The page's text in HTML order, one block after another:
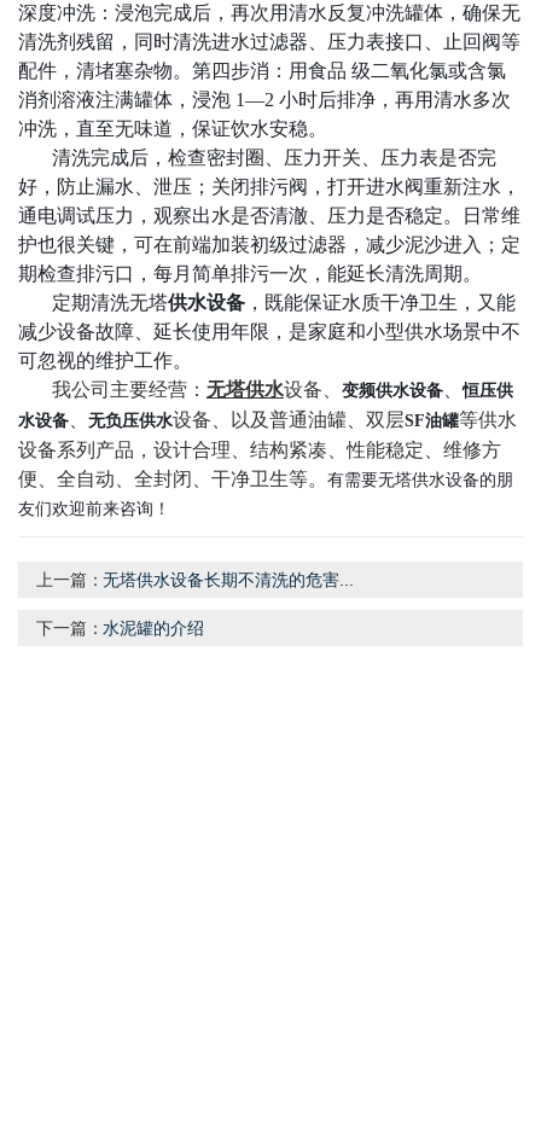
深度冲洗：浸泡完成后，再次用清水反复冲洗罐体，确保无
清洗剂残留，同时清洗进水过滤器、压力表接口、止回阀等
配件，清堵塞杂物。第四步消：用食品 级二氧化氯或含氯
消剂溶液注满罐体，浸泡 1—2 小时后排净，再用清水多次
冲洗，直至无味道，保证饮水安稳。
清洗完成后，检查密封圈、压力开关、压力表是否完
好，防止漏水、泄压；关闭排污阀，打开进水阀重新注水，
通电调试压力，观察出水是否清澈、压力是否稳定。日常维
护也很关键，可在前端加装初级过滤器，减少泥沙进入；定
期检查排污口，每月简单排污一次，能延长清洗周期。
定期清洗无塔供水设备 ，既能保证水质干净卫生，又能
减少设备故障、延长使用年限，是家庭和小型供水场景中不
可忽视的维护工作。
我公司主要经营： 无塔供水设备、 变频供水设备、恒压供
水设备、 无负压供水设备、以及普通油罐、双层SF油罐等供水
设备系列产品，设计合理、结构紧凑、性能稳定、维修方
便、全自动、全封闭、干净卫生等。 有需要无塔供水设备的朋
友们欢迎前来咨询！
上一篇：无塔供水设备长期不清洗的危害...
下一篇：水泥罐的介绍